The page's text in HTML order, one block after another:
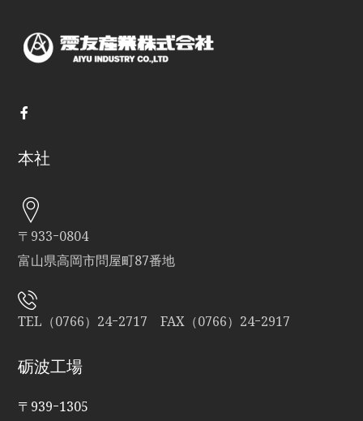
本社
〒933ｰ0804
富山県高岡市問屋町87番地
TEL（0766）24ｰ2717 FAX（0766）24ｰ2917
砺波工場
〒939ｰ1305